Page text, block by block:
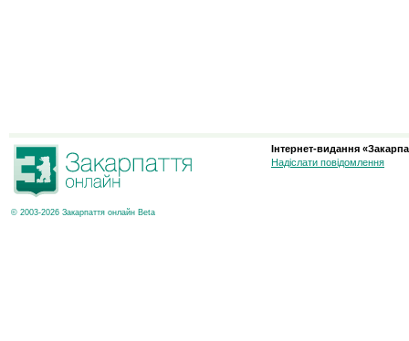
© 2003-2026 Закарпаття онлайн Beta
Інтернет-видання
Надіслати повідомлення